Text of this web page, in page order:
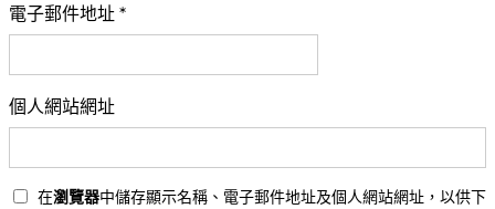
電子郵件地址 *
個人網站網址
在瀏覽器中儲存顯示名稱、電子郵件地址及個人網站網址，以供下